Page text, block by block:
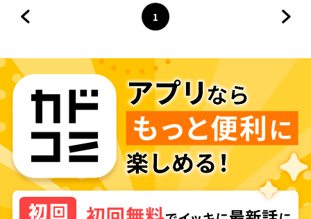
ページ
1
へ